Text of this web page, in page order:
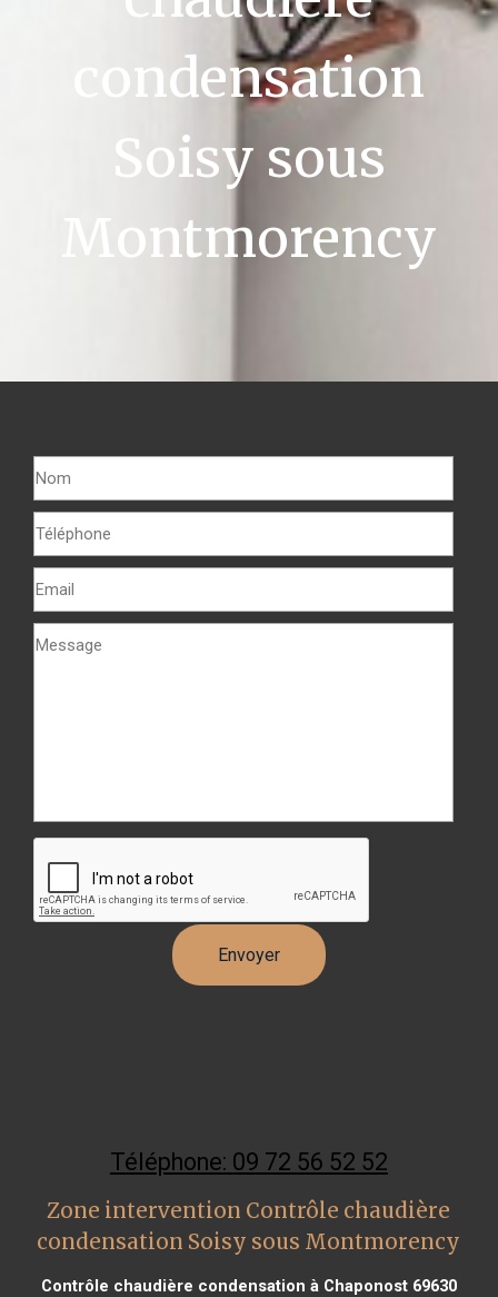
condensation
Soisy sous
Montmorency
Téléphone: 09 72 56 52 52
Zone intervention Contrôle chaudière
condensation Soisy sous Montmorency
Contrôle chaudière condensation à Chaponost 69630